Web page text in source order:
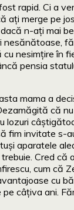
rapid. Ci a
ați merge pe
n-ați mai
nesănătoase,
nesimțire în
pensia
mama a
că
lozuri
fim invitate s-
aparatele
Cred că
cum că
cu
câțiva ani.